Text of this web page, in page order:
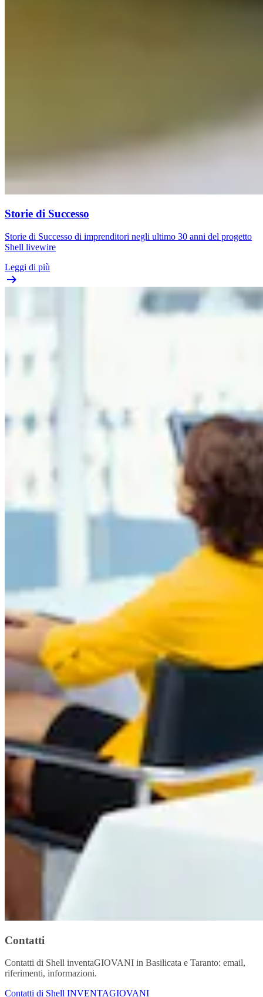
Storie di Successo
Storie di Successo di imprenditori negli ultimo 30 anni del progetto
Shell livewire
Leggi di più
Contatti
Contatti di Shell inventaGIOVANI in Basilicata e Taranto: email,
riferimenti, informazioni.
Contatti di Shell INVENTAGIOVANI